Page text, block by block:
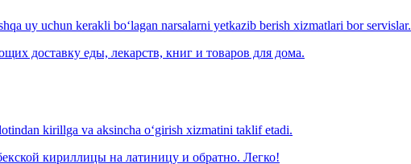
uy uchun kerakli bo‘lagan narsalarni yetkazib berish xizmatlari bor servislar.
доставку еды, лекарств, книг и товаров для дома.
kirillga va aksincha o‘girish xizmatini taklif etadi.
кириллицы на латиницу и обратно. Легко!